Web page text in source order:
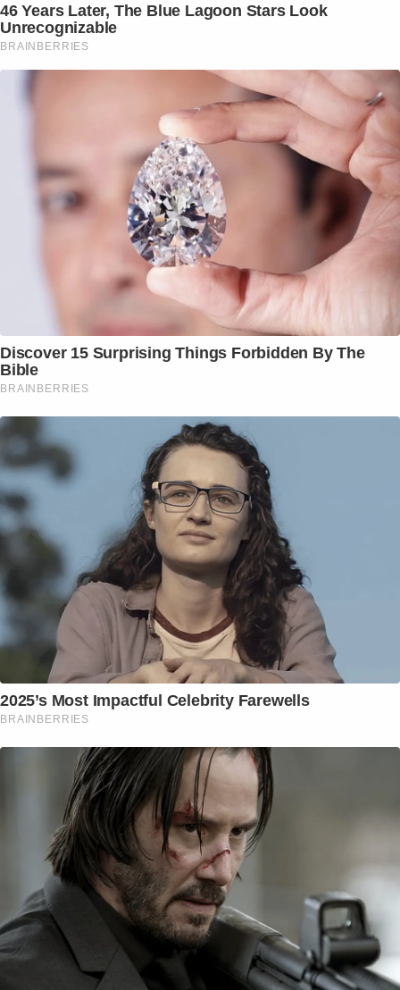
46 Years Later, The Blue Lagoon Stars Look
Unrecognizable
BRAINBERRIES
Discover 15 Surprising Things Forbidden By The
Bible
BRAINBERRIES
2025’s Most Impactful Celebrity Farewells
BRAINBERRIES